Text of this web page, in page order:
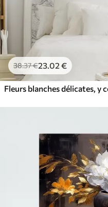
38.37€23.02 €